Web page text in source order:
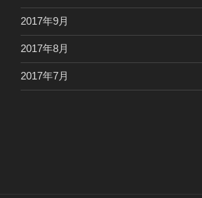
2017年9月
2017年8月
2017年7月